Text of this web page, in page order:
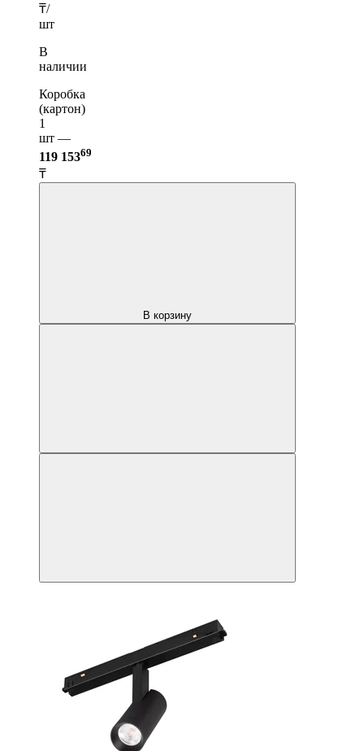
₸/
шт
В
наличии
Коробка
(картон)
1
шт —
119 15369
₸
В корзину